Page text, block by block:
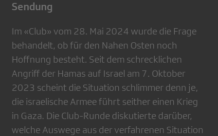
Sendung
Im «Club» vom 28. Mai 2024 wurde die Frage
behandelt, ob für den Nahen Osten noch
Hoffnung besteht. Seit dem schrecklichen
Angriff der Hamas auf Israel am 7. Oktober
2023 scheint die Situation schlimmer denn je,
die israelische Armee führt seither einen Krieg
in Gaza. Die Club-Runde diskutierte darüber,
welche Auswege aus der verfahrenen Situation